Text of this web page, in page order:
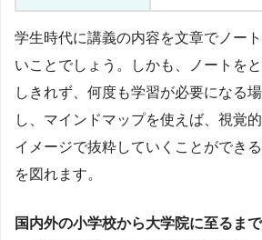
学生時代に講義の内容を文章でノー
いことでしょう。しかも、ノートを
しきれず、何度も学習が必要になる
し、マインドマップを使えば、視覚
イメージで抜粋していくことができ
を図れます。
国内外の小学校から大学院に至るま